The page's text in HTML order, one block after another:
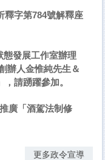
釋字第784號解釋座
態發展工作室辦理
辦人金惟純先生＆
請踴躍參加。
廣「酒駕法制修
更多政令宣導